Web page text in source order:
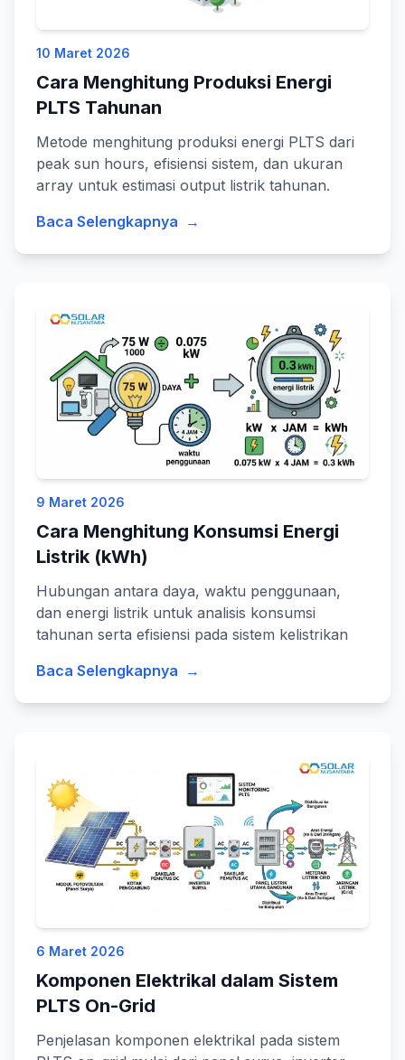
10 Maret 2026
Cara Menghitung Produksi Energi
PLTS Tahunan
Metode menghitung produksi energi PLTS dari
peak sun hours, efisiensi sistem, dan ukuran
array untuk estimasi output listrik tahunan.
Baca Selengkapnya →
9 Maret 2026
Cara Menghitung Konsumsi Energi
Listrik (kWh)
Hubungan antara daya, waktu penggunaan,
dan energi listrik untuk analisis konsumsi
tahunan serta efisiensi pada sistem kelistrikan
Baca Selengkapnya →
6 Maret 2026
Komponen Elektrikal dalam Sistem
PLTS On-Grid
Penjelasan komponen elektrikal pada sistem